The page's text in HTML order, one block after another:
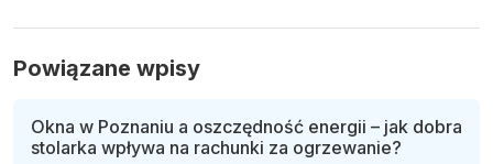
Powiązane wpisy
Okna w Poznaniu a oszczędność energii – jak dobra
stolarka wpływa na rachunki za ogrzewanie?